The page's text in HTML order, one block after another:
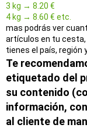
3 kg → 8.20 €
4 kg → 8.60 € etc.
mas podrás ver
artículos en tu cesta,
tienes el país, región
Te
etiquetado del
su contenido
información,
al cliente de